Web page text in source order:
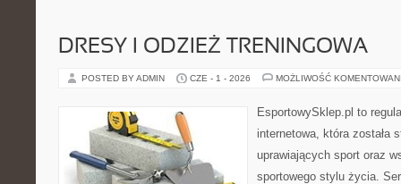
DRESY I ODZIEŻ TRENINGOWA
POSTED BY ADMIN CZE - 1 - 2026 MOŻLIWOŚĆ
EsportowySklep.pl to
internetowa, która została
uprawiających sport oraz
sportowego stylu życia.